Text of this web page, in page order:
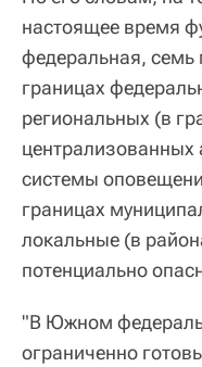
настоящее время
федеральная,
границах
региональных (в
системы
границах
локальные (в
потенциально
"В Южном
ограниченно